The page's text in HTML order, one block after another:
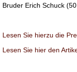
Bruder Erich Schuck
Lesen Sie hierzu die
Lesen Sie hier den